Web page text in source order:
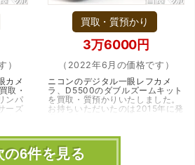
）
カメ
取・
ンパ
ーズ
市・
買取・質預かり
3万6000円
（2022年6月の価格です）
ニコンのデジタル一眼レフカメ
ラ、D5500のダブルズームキット
を買取・質預かりいたしました。
お持ちいただいたのは2015年に発
ルと言ってもち…（兵庫・川西
市・雲雀丘花屋敷）
の6件を見る